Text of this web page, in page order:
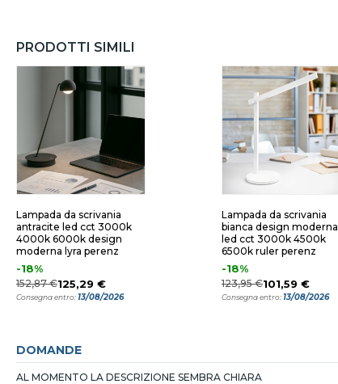
PRODOTTI SIMILI
Lampada da scrivania
antracite led cct 3000k
4000k 6000k design
moderna lyra perenz
-18%
152,87 €125,29 €
Consegna entro:13/08/2026
Lampada da scrivania
bianca design moderna
led cct 3000k 4500k
6500k ruler perenz
-18%
123,95 €101,59 €
Consegna entro:13/08/2026
DOMANDE
AL MOMENTO LA DESCRIZIONE SEMBRA CHIARA